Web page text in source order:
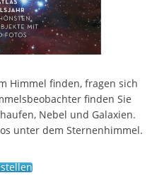
Himmel finden, fragen sich
finden Sie
Nebel und Galaxien.
unter dem Sternenhimmel.